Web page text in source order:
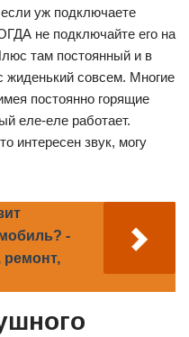
уж подключаете
не подключайте его на
там постоянный и в
жиденький совсем. Многие
постоянно горящие
еле-еле работает.
интересен звук, могу
-
ремонт,